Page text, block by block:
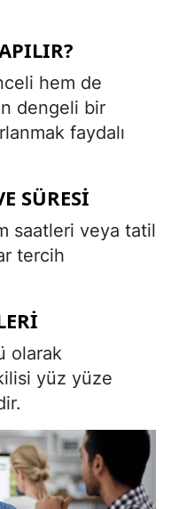
hem de
dengeli bir
faydalı
SÜRESI
saatleri veya tatil
tercih
olarak
yüz yüze